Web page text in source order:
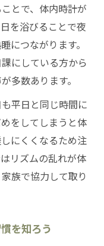
り
環境の整え方
管理の工夫
と音環境のヒン
ポイント
イアウト実例
カギ
めに相談しよう
るポイント
特定する方法
とで、体内時計が
を浴びることで夜
につながります。
にしている方から
多数あります。
平日と同じ時間に
をしてしまうと体
にくくなるため注
リズムの乱れが体
族で協力して取り
を知ろう